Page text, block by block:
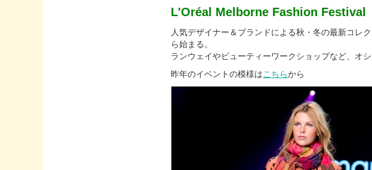
L'Oréal Melborne Fashion Festival
人気デザイナー＆ブランドによる秋・冬の最新コレ
ら始まる。
ランウェイやビューティーワークショップなど、オ
昨年のイベントの模様はこちらから